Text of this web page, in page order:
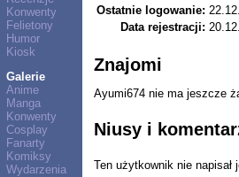
Konwenty
Felietony
Humor
Kiosk
Galerie
Anime
Manga
Konwenty
Cosplay
Fanarty
Komiksy
Wydarzenia
Ostatnie logowanie:
Data rejestracji:
Znajomi
Ayumi674 nie ma jeszcze
Niusy i
Ten użytkownik nie napisał